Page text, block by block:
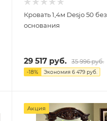
Кровать 1,4м Desjo 50 без
основания
29 517 руб. 35 996руб.
-18% Экономия 6 479 руб.
Акция